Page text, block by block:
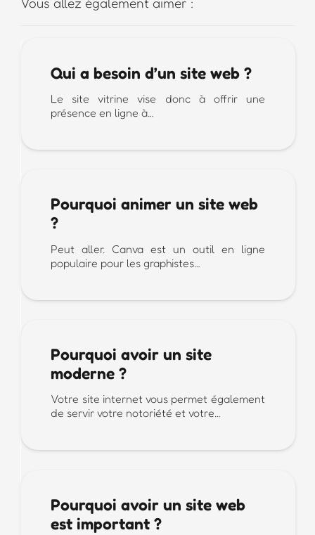
Qui a besoin d’un site web ?
Le site vitrine vise donc à offrir une
présence en ligne à…
Pourquoi animer un site web
?
Peut aller. Canva est un outil en ligne
populaire pour les graphistes…
Pourquoi avoir un site
moderne ?
Votre site internet vous permet également
de servir votre notoriété et votre…
Pourquoi avoir un site web
est important ?